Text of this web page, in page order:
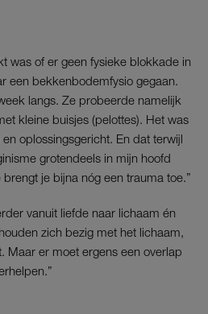
was of er geen fysieke blokkade in
een bekkenbodemfysio gegaan.
langs. Ze probeerde namelijk
kleine buisjes (pelottes). Het was
oplossingsgericht. En dat terwijl
grotendeels in mijn hoofd
je bijna nóg een trauma toe.”
vanuit liefde naar lichaam én
zich bezig met het lichaam,
Maar er moet ergens een overlap